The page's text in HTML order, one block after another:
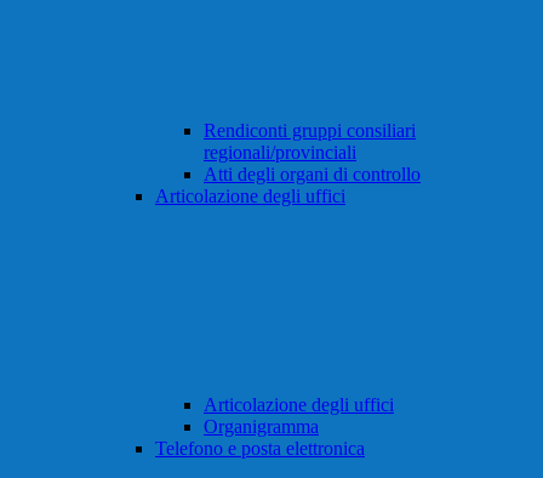
Rendiconti gruppi consiliari
regionali/provinciali
Atti degli organi di controllo
Articolazione degli uffici
Articolazione degli uffici
Organigramma
Telefono e posta elettronica